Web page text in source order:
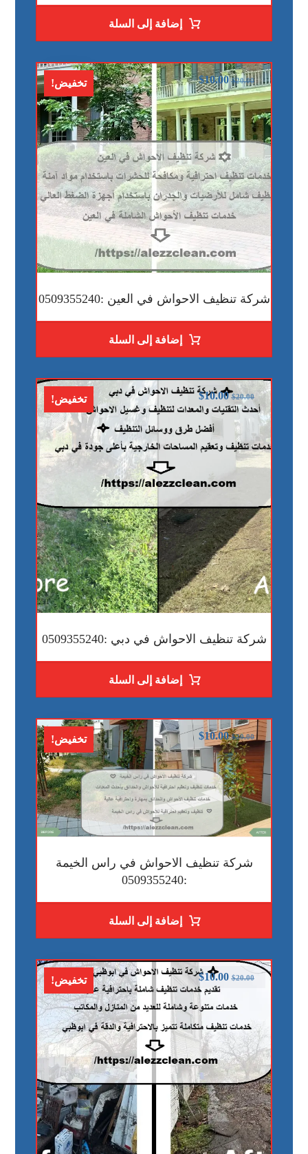
إضافة إلى السلة
تخفيض!
شركة تنظيف الاحواش في العين :0509355240
$20.00
$10.00
إضافة إلى السلة
تخفيض!
شركة تنظيف الاحواش في دبي :0509355240
$20.00
$10.00
إضافة إلى السلة
تخفيض!
شركة تنظيف الاحواش في راس الخيمة
:0509355240
$20.00
$10.00
إضافة إلى السلة
تخفيض! $20.00
$10.00